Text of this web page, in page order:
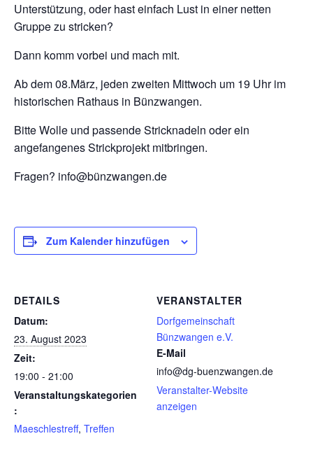
Unterstützung, oder hast einfach Lust in einer netten
Gruppe zu stricken?
Dann komm vorbei und mach mit.
Ab dem 08.März, jeden zweiten Mittwoch um 19 Uhr im
historischen Rathaus in Bünzwangen.
Bitte Wolle und passende Stricknadeln oder ein
angefangenes Strickprojekt mitbringen.
Fragen? info@bünzwangen.de
Zum Kalender hinzufügen
DETAILS
Datum:
23. August 2023
Zeit:
19:00 - 21:00
Veranstaltungskategorien
:
Maeschlestreff, Treffen
VERANSTALTER
Dorfgemeinschaft
Bünzwangen e.V.
E-Mail
info@dg-buenzwangen.de
Veranstalter-Website
anzeigen